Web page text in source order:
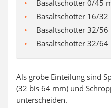
Basaltschotter 0/45
Basaltschotter 16/32
Basaltschotter 32/56
Basaltschotter 32/64
Als grobe Einteilung sind
(32 bis 64 mm) und
unterscheiden.